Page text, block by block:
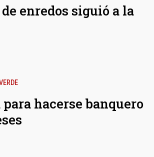
enredos siguió a la
hacerse banquero